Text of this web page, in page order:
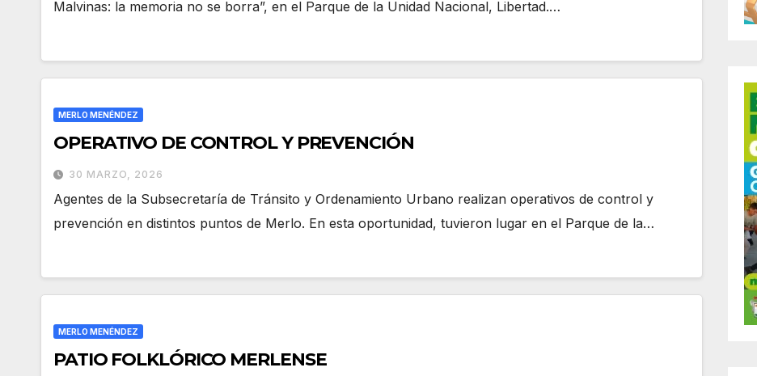
Malvinas: la memoria no se borra”, en el Parque de la Unidad Nacional, Libertad.…
MERLO MENÉNDEZ
OPERATIVO DE CONTROL Y PREVENCIÓN
30 MARZO, 2026
Agentes de la Subsecretaría de Tránsito y Ordenamiento Urbano realizan operativos de control y
prevención en distintos puntos de Merlo. En esta oportunidad, tuvieron lugar en el Parque de la…
MERLO MENÉNDEZ
PATIO FOLKLÓRICO MERLENSE